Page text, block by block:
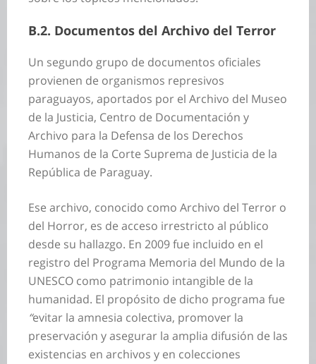
B.2. Documentos del Archivo del Terror
Un segundo grupo de documentos oficiales
provienen de organismos represivos
paraguayos, aportados por el Archivo del Museo
de la Justicia, Centro de Documentación y
Archivo para la Defensa de los Derechos
Humanos de la Corte Suprema de Justicia de la
República de Paraguay.
Ese archivo, conocido como Archivo del Terror o
del Horror, es de acceso irrestricto al público
desde su hallazgo. En 2009 fue incluido en el
registro del Programa Memoria del Mundo de la
UNESCO como patrimonio intangible de la
humanidad. El propósito de dicho programa fue
“evitar la amnesia colectiva, promover la
preservación y asegurar la amplia difusión de las
existencias en archivos y en colecciones